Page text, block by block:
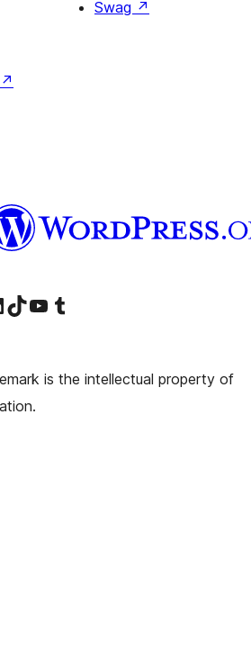
Swag ↗
↗
जानुहोस्खातामा जानुहोस्
हाम्रो TikTok खाता भ्रमण गर्नुहोस्
हाम्रो युट्युब च्यानलमा जानुहोस्
हाम्रो टम्बलर खाता भ्रमण गर्नुहोस्
is the intellectual property of